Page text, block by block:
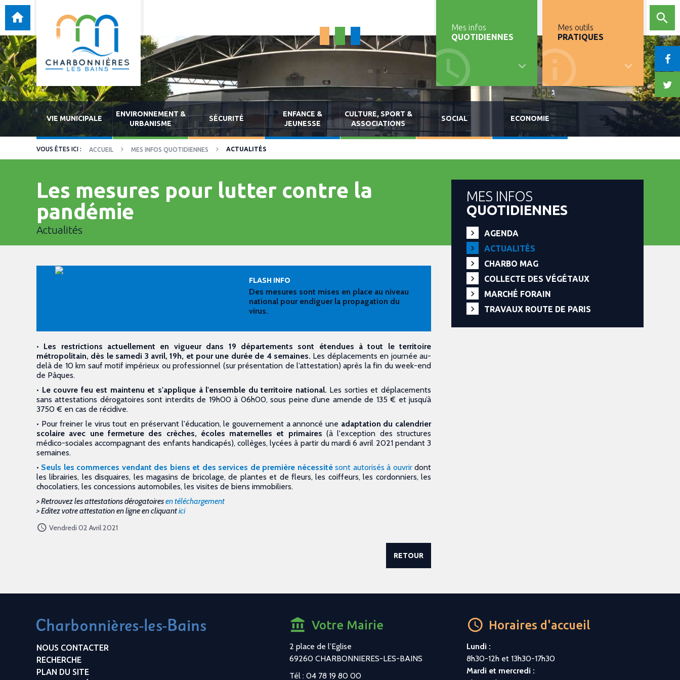
Mes infos
QUOTIDIENNES
Mes outils
PRATIQUES
VIE MUNICIPALE
ENVIRONNEMENT &
URBANISME
SÉCURITÉ
ENFANCE &
JEUNESSE
CULTURE, SPORT &
ASSOCIATIONS
SOCIAL ECONOMIE
ACCUEIL MES INFOS QUOTIDIENNES ACTUALITÉS
Les mesures pour lutter contre la
pandémie
Actualités
FLASH INFO
Des mesures sont mises en place au niveau
national pour endiguer la propagation du
virus.
• Les restrictions actuellement en vigueur dans 19 départements sont étendues à tout le territoire
métropolitain, dès le samedi 3 avril, 19h, et pour une durée de 4 semaines. Les déplacements en journée au-
delà de 10 km sauf motif impérieux ou professionnel (sur présentation de l’attestation) après la fin du week-end
de Pâques.
• Le couvre feu est maintenu et s'applique à l'ensemble du territoire national. Les sorties et déplacements
sans attestations dérogatoires sont interdits de 19h00 à 06h00, sous peine d’une amende de 135 € et jusqu’à
3750 € en cas de récidive.
• Pour freiner le virus tout en préservant l'éducation, le gouvernement a annoncé une adaptation du calendrier
scolaire avec une fermeture des crèches, écoles maternelles et primaires (à l'exception des structures
médico-sociales accompagnant des enfants handicapés), collèges, lycées à partir du mardi 6 avril 2021 pendant 3
semaines.
• Seuls les commerces vendant des biens et des services de première nécessitésont autorisés à ouvrirdont
les librairies, les disquaires, les magasins de bricolage, de plantes et de fleurs, les coiffeurs, les cordonniers, les
chocolatiers, les concessions automobiles, les visites de biens immobiliers.
> Retrouvez les attestations dérogatoiresen téléchargement
> Editez votre attestation en ligne en cliquantici
Vendredi 02 Avril 2021
RETOUR
MES INFOS
QUOTIDIENNES
AGENDA
ACTUALITÉS
CHARBO MAG
COLLECTE DES VÉGÉTAUX
MARCHÉ FORAIN
TRAVAUX ROUTE DE PARIS
NOUS CONTACTER
RECHERCHE
PLAN DU SITE
Votre Mairie
2 place de l’Eglise
69260 CHARBONNIERES-LES-BAINS
Tél : 04 78 19 80 00
Horaires d'accueil
Lundi :
8h30-12h et 13h30-17h30
Mardi et mercredi :